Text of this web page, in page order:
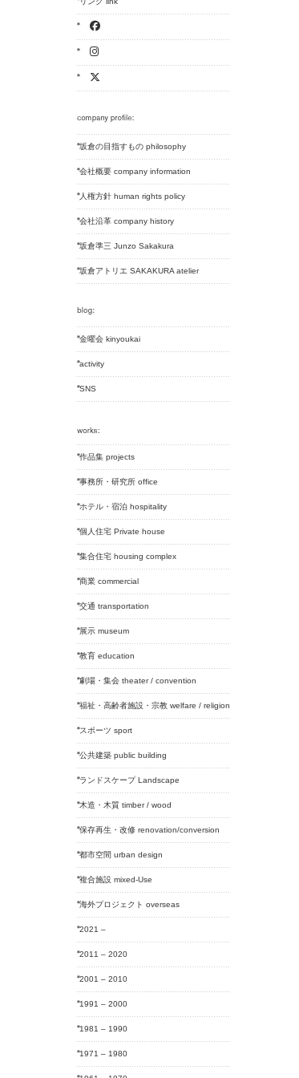
坂倉の目指すもの philosophy
会社概要 company information
人権方針 human rights policy
会社沿革 company history
坂倉準三 Junzo Sakakura
坂倉アトリエ SAKAKURA atelier
金曜会 kinyoukai
activity
SNS
作品集 projects
事務所・研究所 office
ホテル・宿泊 hospitality
個人住宅 Private house
集合住宅 housing complex
商業 commercial
交通 transportation
展示 museum
教育 education
劇場・集会 theater / convention
福祉・高齢者施設・宗教 welfare / religion
スポーツ sport
公共建築 public building
ランドスケープ Landscape
木造・木質 timber / wood
保存再生・改修 renovation/conversion
都市空間 urban design
複合施設 mixed-Use
海外プロジェクト overseas
2021 –
2011 – 2020
2001 – 2010
1991 – 2000
1981 – 1990
1971 – 1980